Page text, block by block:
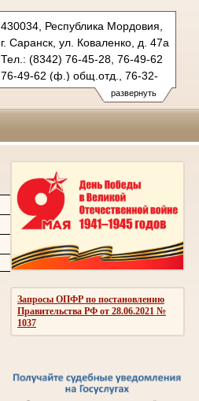
развернуть
430034, Республика Мордовия,
г. Саранск, ул. Коваленко, д. 47а
Тел.: (8342) 76-45-28, 76-49-62
76-49-62 (ф.) общ.отд., 76-32-
99 (ф.) уг. отд.
proletarsky.mor@sudrf.ru
Запросы ОПФР по постановлению
Правительства РФ от 28.06.2021 №
1037